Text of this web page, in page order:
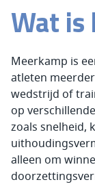
Wat is
Meerkamp is
atleten
wedstrijd of
op
zoals snelheid,
alleen om